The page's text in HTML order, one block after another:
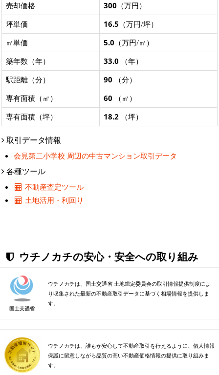
売却価格
300 （万円）
坪単価
16.5 （万円/坪）
㎡単価
5.0 （万円/㎡）
築年数（年）
33.0 （年）
駅距離（分）
90 （分）
専有面積（㎡）
60 （㎡）
専有面積（坪）
18.2 （坪）
取引データ情報
会見第二小学校 周辺の中古マンション取引データ
各種ツール
不動産査定ツール
土地活用・利回り
ウチノカチの安心・安全への取り組み
ウチノカチは、国土交通省 土地鑑定委員会の取引情報提供制度によ
り収集された最新の不動産取引データに基づく相場情報を提供しま
す。
ウチノカチは、誰もが安心して不動産取引を行えるように、個人情報
保護に留意しながら品質の高い不動産価格情報の提供に取り組みま
す。